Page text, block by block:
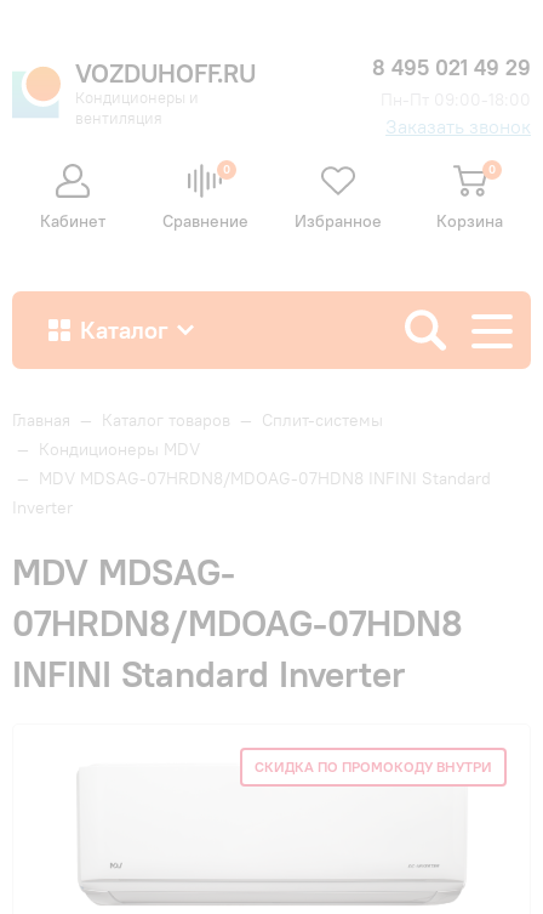
VOZDUHOFF.RU
Кондиционеры и
вентиляция
8 495 021 49 29
Заказать звонок
Кабинет
0
Сравнение Избранное
0
Корзина
Каталог
Как купить
Доставка и оплата
Гарантия и сервис
Монтаж
Главная — Каталог товаров — Сплит-системы
— Кондиционеры MDV
— MDV MDSAG-07HRDN8/MDOAG-07HDN8 INFINI Standard
Inverter
MDV MDSAG-
07HRDN8/MDOAG-07HDN8
INFINI Standard Inverter
СКИДКА ПО ПРОМОКОДУ ВНУТРИ